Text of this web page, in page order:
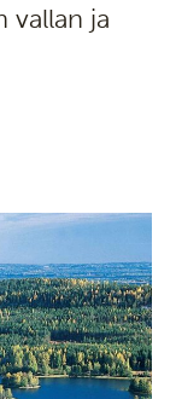
vallan ja